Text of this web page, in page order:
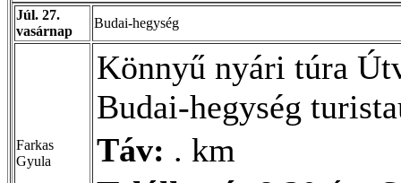
Júl. 27.
vasárnap
Budai-hegység
Farkas
Gyula
Könnyű nyári túra
Budai-hegység
Táv: . km